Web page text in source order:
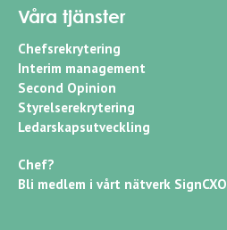
Våra tjänster
Chefsrekrytering
Interim management
Second Opinion
Styrelserekrytering
Ledarskapsutveckling
Chef?
Bli medlem i vårt nätverk SignCXO